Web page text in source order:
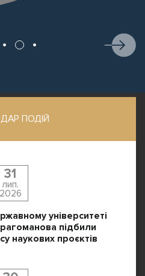
ПОДІЙ
31
лип.
2026
університеті
підбили
наукових проєктів